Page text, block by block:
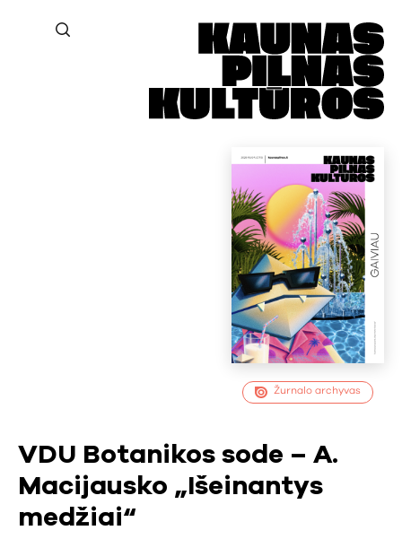
Žurnalo archyvas
VDU Botanikos sode – A.
Macijausko „Išeinantys
medžiai“